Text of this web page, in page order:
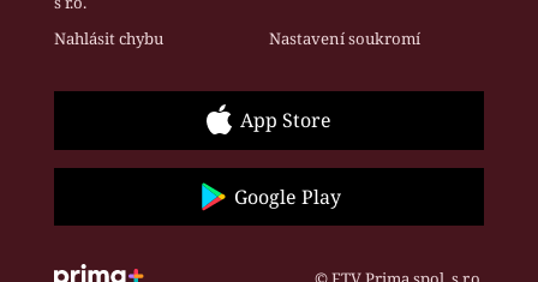
Nahlásit chybu Nastavení soukromí
App Store
Google Play